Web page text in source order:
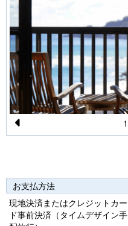
Pr
vi
o
u
1
お支払方法
現地決済またはクレジットカー
ド事前決済（タイムデザイン手